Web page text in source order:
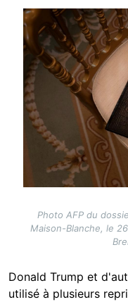
Image
Photo AFP du
Maison-Blanche, le
Donald Trump et
utilisé à plusieurs